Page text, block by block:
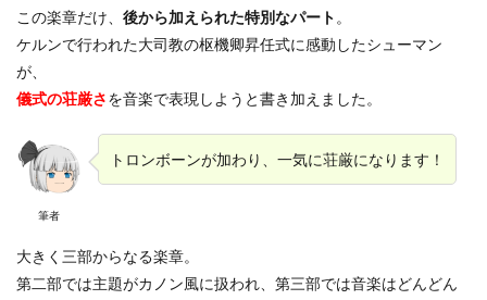
レ
ー
ヤ
ー
この楽章だけ、 後から加えられた特別なパート 。
ケルンで行われた大司教の枢機卿昇任式に感動したシューマン
が、
儀式の荘厳さを音楽で表現しようと書き加えました。
筆者
トロンボーンが加わり、一気に荘厳になります！
大きく三部からなる楽章。
第二部では主題がカノン風に扱われ、第三部では音楽はどんどん